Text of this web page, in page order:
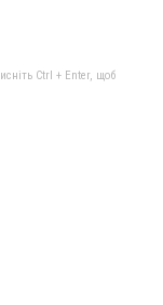
Ctrl + Enter, щоб